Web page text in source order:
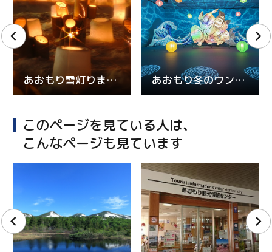
あおもり雪灯りまつり あおもり冬のワンダーランド
このページを見ている人は、
こんなページも見ています